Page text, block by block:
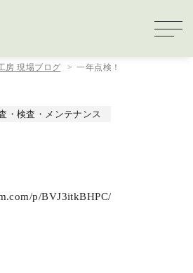
房 現場ブログ 一年点検！
・検査・メンテナンス
p/BVJ3itkBHPC/